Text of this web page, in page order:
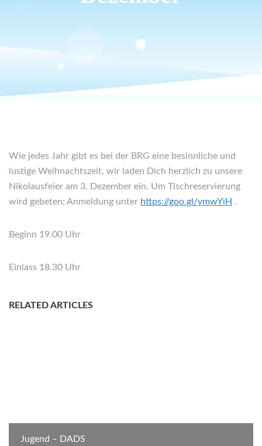
Wie jedes Jahr gibt es bei der BRG eine besinnliche und
lustige Weihnachtszeit, wir laden Dich herzlich zu unsere
Nikolausfeier am 3. Dezember ein. Um Tischreservierung
wird gebeten; Anmeldung unter https://goo.gl/ymwYiH .
Beginn 19.00 Uhr
Einlass 18.30 Uhr
RELATED ARTICLES
Jugend – DADS